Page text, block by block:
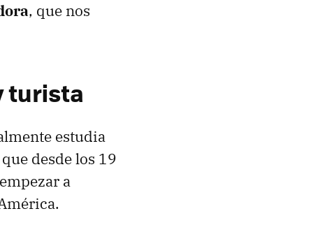
, que nos
turista
estudia
desde los 19
a